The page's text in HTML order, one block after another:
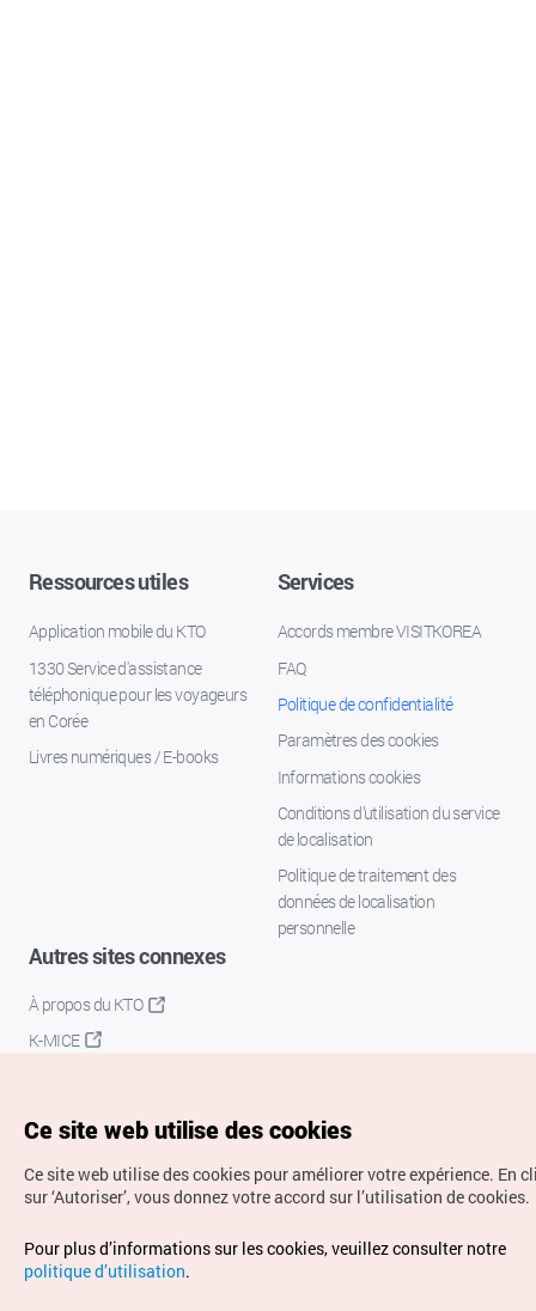
Ressources utiles
Application mobile du KTO
1330 Service d'assistance
téléphonique pour les voyageurs
en Corée
Livres numériques / E-books
Services
Accords membre VISITKOREA
FAQ
Politique de confidentialité
Paramètres des cookies
Informations cookies
Conditions d’utilisation du service
de localisation
Politique de traitement des
données de localisation
personnelle
Autres sites connexes
À propos du KTO
K-MICE
Droits d’auteur (c) Office National du Tourisme en Corée.
Tous droits réservés.
Pour les rapports d'erreurs et demandes de renseignements,
Ce site web utilise des cookies
Ce site web utilise des cookies pour améliorer votre expérience. En
sur ‘Autoriser’, vous donnez votre accord sur l’utilisation de cookies.
Pour plus d’informations sur les cookies, veuillez consulter notre
politique d’utilisation.